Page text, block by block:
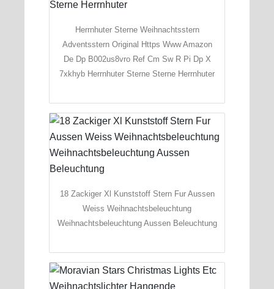
Herrnhuter Sterne Weihnachtsstern
Adventsstern Original Https Www Amazon
De Dp B002us8vro Ref Cm Sw R Pi Dp X
7xkhyb Herrnhuter Sterne Sterne Herrnhuter
18 Zackiger Xl Kunststoff Stern Fur Aussen
Weiss Weihnachtsbeleuchtung
Weihnachtsbeleuchtung Aussen Beleuchtung